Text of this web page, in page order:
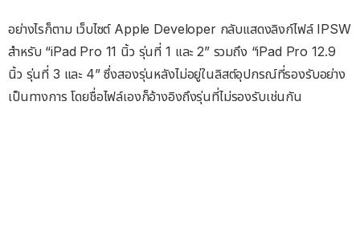
อย่างไรก็ตาม เว็บไซต์ Apple Developer กลับแสดงลิงก์ไฟล์ IPSW
สำหรับ “iPad Pro 11 นิ้ว รุ่นที่ 1 และ 2” รวมถึง “iPad Pro 12.9
นิ้ว รุ่นที่ 3 และ 4” ซึ่งสองรุ่นหลังไม่อยู่ในลิสต์อุปกรณ์ที่รองรับอย่าง
เป็นทางการ โดยชื่อไฟล์เองก็อ้างอิงถึงรุ่นที่ไม่รองรับเช่นกัน